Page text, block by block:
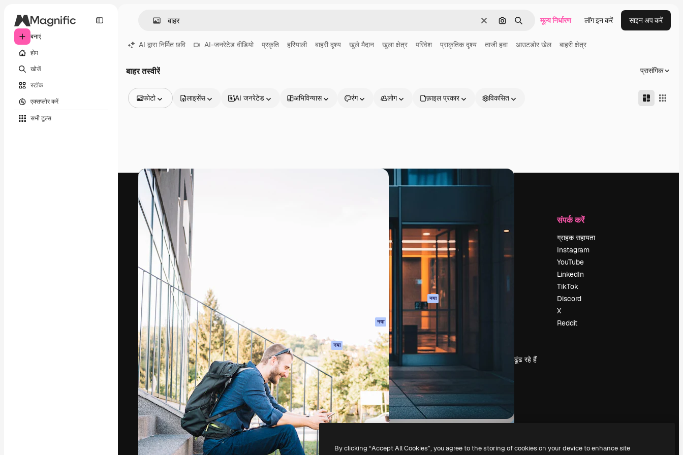
बनाएं
होम
खोजें
स्टॉक
एक्सप्लोर करें
सभी टूल्‍स
साफ़ इमेज से खोजें
खोजें मूल्य निर्धारण लॉग इन करें साइन अप करें
AI द्वारा निर्मित छवि AI-जनरेटेड वीडियो प्रकृति हरियाली बाहरी दृश्य खुले मैदान खुला क्षेत्र परिवेश प्राकृतिक दृश्य ताजी हवा आउटडोर खेल बाहरी क्षेत्र
बाहर तस्वीरें प्रासंगिक
फोटो
वीडियो
मोशन ग्राफ़िक्स
वीडियो टेम्पलेट्स
आइकन
3D मॉडल
लाइसेंस AI जनरेटेड अभिविन्यास रंग लोग फ़ाइल प्रकार विकसित
अपने बेहतरीन काम को बनाने के लिए क्रिएटिव प्लेटफॉर्म।
क्रिएटिव, एंटरप्राइजेज, एजेंसियों और स्टूडियो में 1
मिलियन से ज़्यादा सब्सक्राइबर।
नया
एजेंट नया
API
मोबाइल ऐप
सभी फ्रीपिक उपकरण
शुरू करें
Academy
दस्तावेज़ीकरण
सहायता
उपयोग की शर्तें
गोपनीयता नीति
ओरिजिनल्स नया
कुकीज़ नीति
ट्रस्ट सेंटर
एफिलिएट्स
बिज़नेस
magnific.ai ढूंढ रहे हैं
संपर्क करें
ग्राहक सहायता
Instagram
YouTube
LinkedIn
TikTok
Discord
X
Reddit
Copyright © 2010-2026Freepik Company S.L.U.सर्वाधिकार सुरक्षित.
By clicking “Accept All Cookies”, you agree to the storing of cookies on your device to enhance site